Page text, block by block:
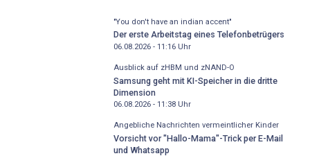
"You don't have an indian accent"
Der erste Arbeitstag eines Telefonbetrügers
06.08.2026 - 11:16Uhr
Ausblick auf zHBM und zNAND-O
Samsung geht mit KI-Speicher in die dritte
Dimension
06.08.2026 - 11:38Uhr
Angebliche Nachrichten vermeintlicher Kinder
Vorsicht vor "Hallo-Mama"-Trick per E-Mail
und Whatsapp